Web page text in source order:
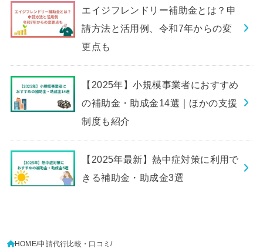
エイジフレンドリー補助金とは？申
請方法と活用例、令和7年からの変
更点も
【2025年】小規模事業者におすすめ
の補助金・助成金14選｜ほかの支援
制度も紹介
【2025年最新】熱中症対策に利用で
きる補助金・助成金3選
HOME 申請代行比較・口コミ